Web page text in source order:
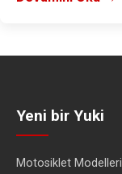
Yeni bir Yuki
Motosiklet Modelleri